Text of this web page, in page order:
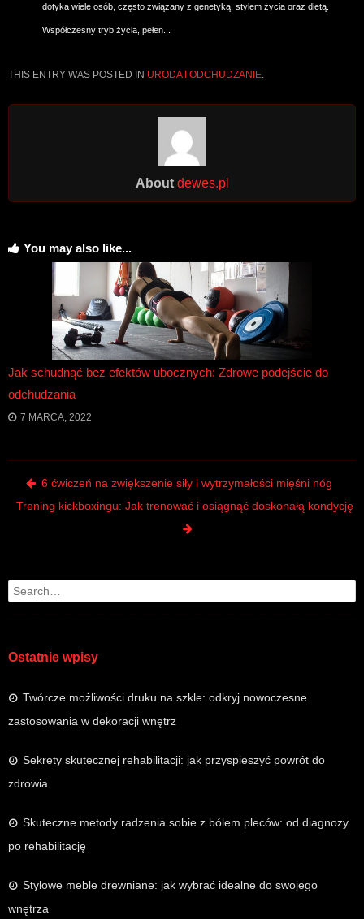
Search
Ostatnie wpisy
Twórcze możliwości druku na szkle: odkryj nowoczesne
zastosowania w dekoracji wnętrz
Sekrety skutecznej rehabilitacji: jak przyspieszyć powrót do
zdrowia
Skuteczne metody radzenia sobie z bólem pleców: od diagnozy
po rehabilitację
Stylowe meble drewniane: jak wybrać idealne do swojego
wnętrza
dotyka wiele osób, często związany z genetyką, stylem życia oraz dietą.
Współczesny tryb życia, pełen...
THIS ENTRY WAS POSTED IN URODA I ODCHUDZANIE
About dewes.pl
You may also like...
Jak schudnąć bez efektów ubocznych: Zdrowe podejście do
odchudzania
7 MARCA, 2022
Post navigation
6 ćwiczeń na zwiększenie siły i wytrzymałości mięśni nóg
Trening kickboxingu: Jak trenować i osiągnąć doskonałą kondycję